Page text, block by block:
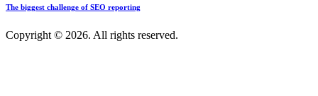
The biggest challenge of SEO reporting
Copyright © 2026. All rights reserved.